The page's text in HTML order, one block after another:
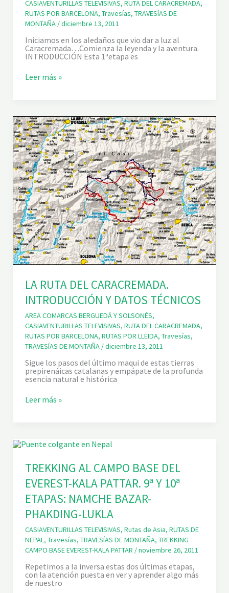
G
Ó
S
O
L
(
G
ó
o
E
F
U
G
I
O
D
E
L
’
A
R
P
CASIAVENTURILLAS TELEVISIVAS, RUTA DEL CARACREMADA,
RUTAS POR BARCELONA, Travesías, TRAVESÍAS DE
MONTAÑA/diciembre 13, 2011
Iniciamos en los aledaños que vio dar a luz al
Caracremada…Comienza la leyenda y la aventura.
INTRODUCCIÓN Esta 1ªetapa es
R
E
L
C
A
R
A
C
R
E
M
A
D
A
.
1
ª
E
T
A
A
P
O
R
T
E
L
L
E
L
S
E
R
(
e
g
u
e
r
a
)
-
M
O
L
Í
E
G
Ó
Leer más »
LA RUTA DEL CARACREMADA.
INTRODUCCIÓN Y DATOS TÉCNICOS
AREA COMARCAS BERGUEDÁ Y SOLSONÉS,
CASIAVENTURILLAS TELEVISIVAS, RUTA DEL CARACREMADA,
RUTAS POR BARCELONA, RUTAS POR LLEIDA, Travesías,
TRAVESÍAS DE MONTAÑA/diciembre 13, 2011
Sigue los pasos del último maqui de estas tierras
prepirenáicas catalanas y empápate de la profunda
esencia natural e histórica
L
A
D
L
C
A
R
A
C
R
E
M
A
D
A
.
I
N
T
Leer más »
TREKKING AL CAMPO BASE DEL
EVEREST-KALA PATTAR. 9ª Y 10ª
ETAPAS: NAMCHE BAZAR-
PHAKDING-LUKLA
CASIAVENTURILLAS TELEVISIVAS, Rutas de Asia, RUTAS DE
NEPAL , Travesías, TRAVESÍAS DE MONTAÑA, TREKKING
CAMPO BASE EVEREST-KALA PATTAR /noviembre 26, 2011
Repetimos a la inversa estas dos últimas etapas,
con la atención puesta en ver y aprender algo más
de nuestro